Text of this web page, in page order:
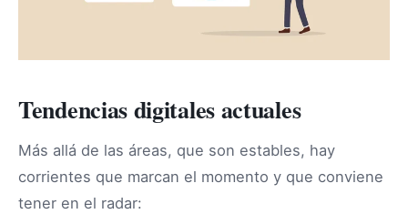
Tendencias digitales actuales
Más allá de las áreas, que son estables, hay
corrientes que marcan el momento y que conviene
tener en el radar: